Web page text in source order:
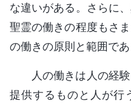
な違いがある。さらに
聖霊の働きの程度もさ
の働きの原則と範囲であ
人の働きは人の経
提供するものと人が行